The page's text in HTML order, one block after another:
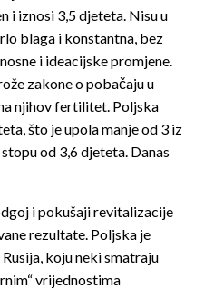
i iznosi 3,5 djeteta. Nisu u
blaga i konstantna, bez
i ideacijske promjene.
zakone o pobačaju u
njihov fertilitet. Poljska
što je upola manje od 3 iz
od 3,6 djeteta. Danas
i pokušaji revitalizacije
rezultate. Poljska je
koju neki smatraju
vrijednostima